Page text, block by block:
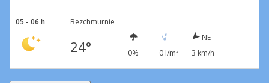
05 - 06 h Bezchmurnie
24° 0% 0 l/m²
NE
3 km/h